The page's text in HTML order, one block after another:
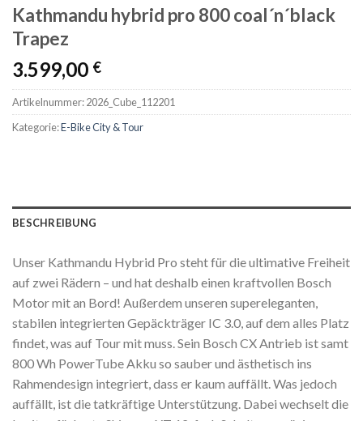
Kathmandu hybrid pro 800 coal´n´black
Trapez
3.599,00 €
Artikelnummer:2026_Cube_112201
Kategorie:E-Bike City & Tour
BESCHREIBUNG
Unser Kathmandu Hybrid Pro steht für die ultimative Freiheit
auf zwei Rädern – und hat deshalb einen kraftvollen Bosch
Motor mit an Bord! Außerdem unseren supereleganten,
stabilen integrierten Gepäckträger IC 3.0, auf dem alles Platz
findet, was auf Tour mit muss. Sein Bosch CX Antrieb ist samt
800 Wh PowerTube Akku so sauber und ästhetisch ins
Rahmendesign integriert, dass er kaum auffällt. Was jedoch
auffällt, ist die tatkräftige Unterstützung. Dabei wechselt die